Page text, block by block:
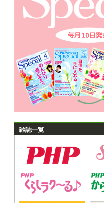
雑誌一覧